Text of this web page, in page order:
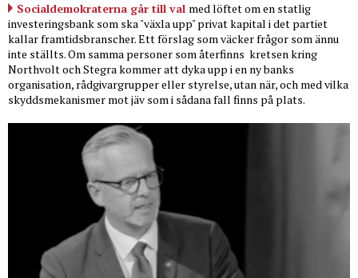
Socialdemokraterna går till val med löftet om en statlig
investeringsbank som ska "växla upp" privat kapital i det partiet
kallar framtidsbranscher. Ett förslag som väcker frågor som ännu
inte ställts. Om samma personer som återfinns kretsen kring
Northvolt och Stegra kommer att dyka upp i en ny banks
organisation, rådgivargrupper eller styrelse, utan när, och med vilka
skyddsmekanismer mot jäv som i sådana fall finns på plats.